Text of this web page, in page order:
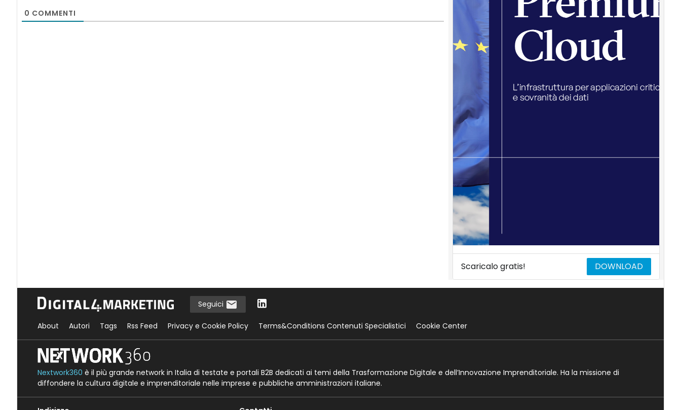
0 COMMENTI
Scaricalo gratis! DOWNLOAD
Seguici
About Autori Tags Rss Feed Privacy e Cookie Policy Terms&Conditions Contenuti Specialistici Cookie Center
Nextwork360 è il più grande network in Italia di testate e portali B2B dedicati ai temi della Trasformazione Digitale e dell’Innovazione Imprenditoriale. Ha la missione di
diffondere la cultura digitale e imprenditoriale nelle imprese e pubbliche amministrazioni italiane.